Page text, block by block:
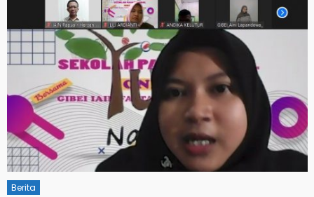
Berita